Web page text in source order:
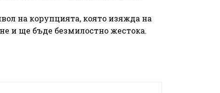
на корупцията, която изяжда на
и ще бъде безмилостно жестока.